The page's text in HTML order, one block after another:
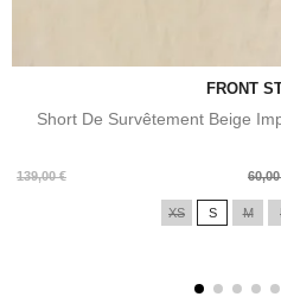
FRONT
Short De Survêtement Beige
139,00 €
Prix
Prix
XS S M